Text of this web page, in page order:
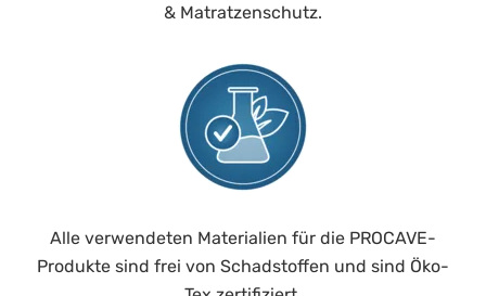
& Matratzenschutz.
Alle verwendeten Materialien für die PROCAVE-
Produkte sind frei von Schadstoffen und sind Öko-